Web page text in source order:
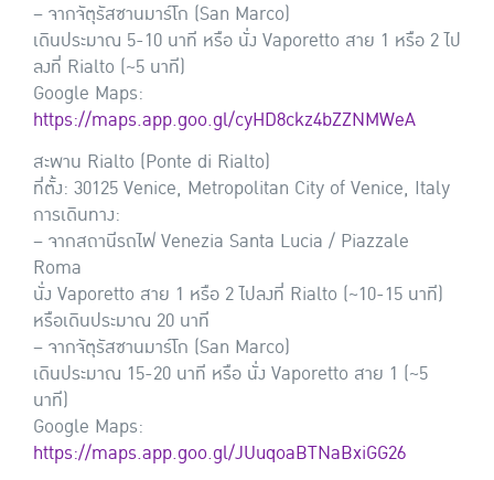
– จากจัตุรัสซานมาร์โก (San Marco)
เดินประมาณ 5-10 นาที หรือ นั่ง Vaporetto สาย 1 หรือ 2 ไป
ลงที่ Rialto (~5 นาที)
Google Maps:
https://maps.app.goo.gl/cyHD8ckz4bZZNMWeA
สะพาน Rialto (Ponte di Rialto)
ที่ตั้ง: 30125 Venice, Metropolitan City of Venice, Italy
การเดินทาง:
– จากสถานีรถไฟ Venezia Santa Lucia / Piazzale
Roma
นั่ง Vaporetto สาย 1 หรือ 2 ไปลงที่ Rialto (~10-15 นาที)
หรือเดินประมาณ 20 นาที
– จากจัตุรัสซานมาร์โก (San Marco)
เดินประมาณ 15-20 นาที หรือ นั่ง Vaporetto สาย 1 (~5
นาที)
Google Maps:
https://maps.app.goo.gl/JUuqoaBTNaBxiGG26